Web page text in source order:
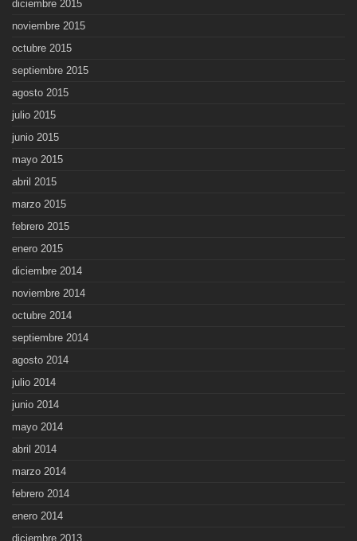
diciembre 2015
noviembre 2015
octubre 2015
septiembre 2015
agosto 2015
julio 2015
junio 2015
mayo 2015
abril 2015
marzo 2015
febrero 2015
enero 2015
diciembre 2014
noviembre 2014
octubre 2014
septiembre 2014
agosto 2014
julio 2014
junio 2014
mayo 2014
abril 2014
marzo 2014
febrero 2014
enero 2014
diciembre 2013